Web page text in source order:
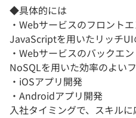
◆具体的には
・Webサービスのフロント
JavaScriptを用いたリッチUI
・Webサービスのバックエ
NoSQLを用いた効率のよい
・iOSアプリ開発
・Androidアプリ開発
入社タイミングで、スキルに